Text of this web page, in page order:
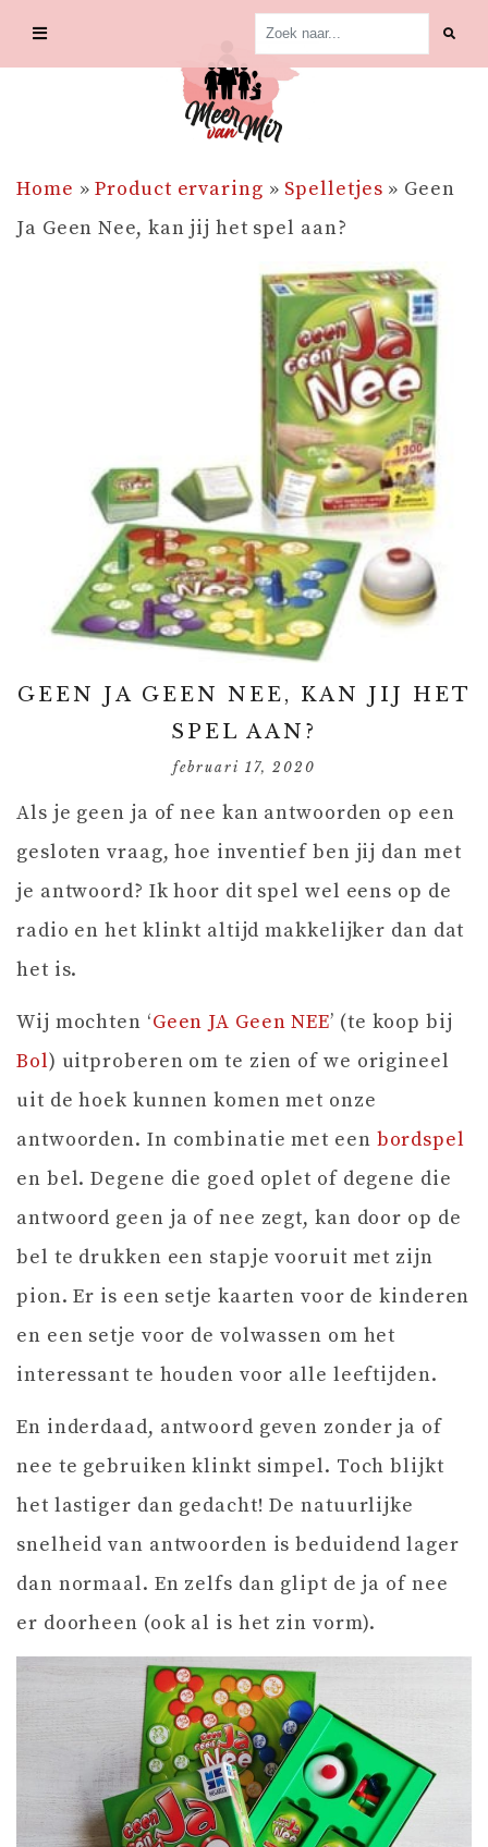
Home »Product ervaring » Spelletjes » Geen
Ja Geen Nee, kan jij het spel aan?
GEEN JA GEEN NEE, KAN JIJ HET
SPEL AAN?
februari 17, 2020
Als je geen ja of nee kan antwoorden op een
gesloten vraag, hoe inventief ben jij dan met
je antwoord? Ik hoor dit spel wel eens op de
radio en het klinkt altijd makkelijker dan dat
het is.
Wij mochten ‘Geen JA Geen NEE’ (te koop bij
Bol) uitproberen om te zien of we origineel
uit de hoek kunnen komen met onze
antwoorden. In combinatie met een bordspel
en bel. Degene die goed oplet of degene die
antwoord geen ja of nee zegt, kan door op de
bel te drukken een stapje vooruit met zijn
pion. Er is een setje kaarten voor de kinderen
en een setje voor de volwassen om het
interessant te houden voor alle leeftijden.
En inderdaad, antwoord geven zonder ja of
nee te gebruiken klinkt simpel. Toch blijkt
het lastiger dan gedacht! De natuurlijke
snelheid van antwoorden is beduidend lager
dan normaal. En zelfs dan glipt de ja of nee
er doorheen (ook al is het zin vorm).